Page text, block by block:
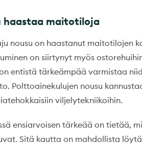
haastaa maitotiloja
nousu on haastanut maitotilojen
on siirtynyt myös
entistä tärkeämpää varmistaa
Polttoainekulujen nousu
viljelytekniikoihin.
ensiarvoisen tärkeää on tietää,
Sitä kautta on mahdollista